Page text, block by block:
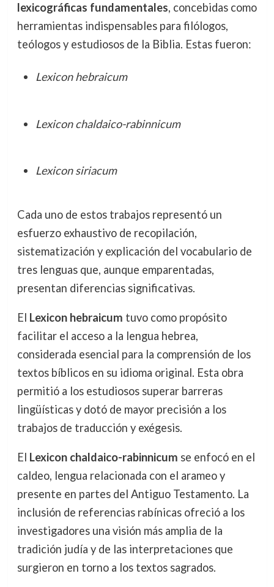
lexicográficas fundamentales, concebidas como
herramientas indispensables para filólogos,
teólogos y estudiosos de la Biblia. Estas fueron:
Lexicon hebraicum
Lexicon chaldaico-rabinnicum
Lexicon siriacum
Cada uno de estos trabajos representó un
esfuerzo exhaustivo de recopilación,
sistematización y explicación del vocabulario de
tres lenguas que, aunque emparentadas,
presentan diferencias significativas.
El Lexicon hebraicum tuvo como propósito
facilitar el acceso a la lengua hebrea,
considerada esencial para la comprensión de los
textos bíblicos en su idioma original. Esta obra
permitió a los estudiosos superar barreras
lingüísticas y dotó de mayor precisión a los
trabajos de traducción y exégesis.
El Lexicon chaldaico-rabinnicum se enfocó en el
caldeo, lengua relacionada con el arameo y
presente en partes del Antiguo Testamento. La
inclusión de referencias rabínicas ofreció a los
investigadores una visión más amplia de la
tradición judía y de las interpretaciones que
surgieron en torno a los textos sagrados.